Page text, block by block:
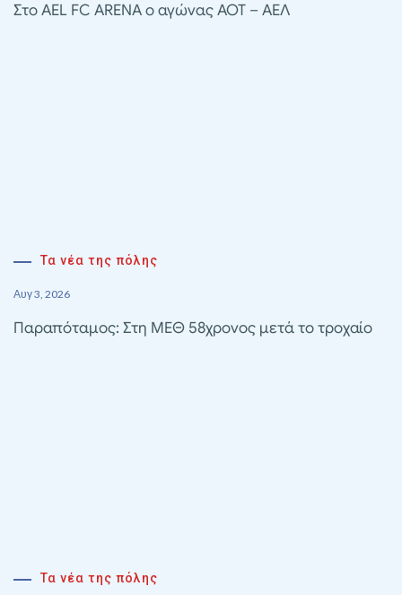
Στο AEL FC ARENA ο αγώνας ΑΟΤ – ΑΕΛ
Τα νέα της πόλης
Αυγ 3, 2026
Παραπόταμος: Στη ΜΕΘ 58χρονος μετά το τροχαίο
Τα νέα της πόλης